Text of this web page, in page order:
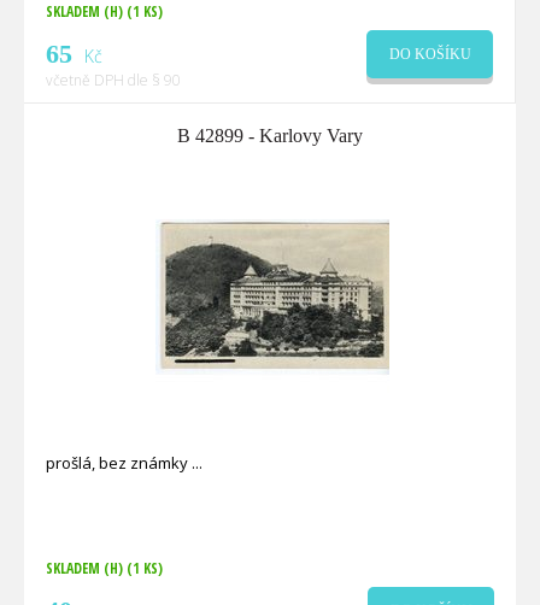
SKLADEM (H) (1 KS)
65 Kč
včetně DPH dle § 90
DO KOŠÍKU
B 42899 - Karlovy Vary
prošlá, bez známky
SKLADEM (H) (1 KS)